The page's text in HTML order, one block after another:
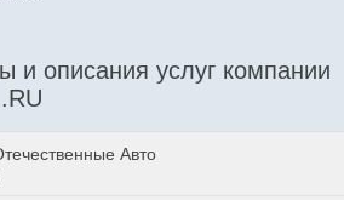
и описания услуг компании
Авто